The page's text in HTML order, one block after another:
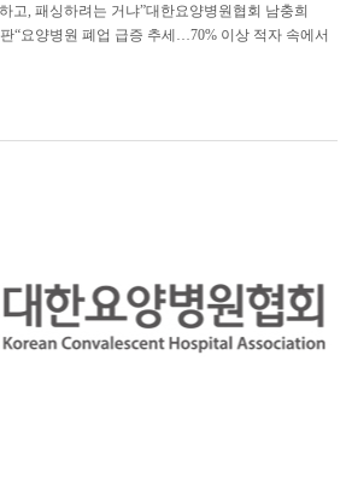
고, 패싱하려는 거냐”대한요양병원협회 남충희
“요양병원 폐업 급증 추세…70% 이상 적자 속에서
회장은 요양병원의 70% 이상이 적...